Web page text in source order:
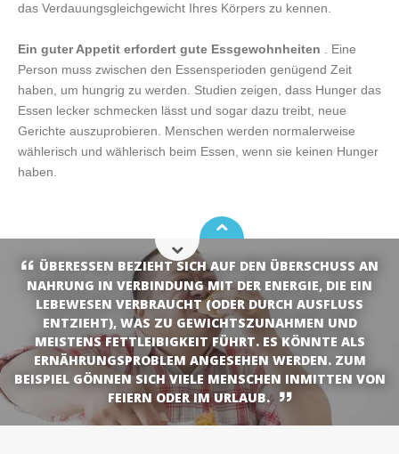
das Verdauungsgleichgewicht Ihres Körpers zu kennen.
Ein guter Appetit erfordert gute Essgewohnheiten . Eine
Person muss zwischen den Essensperioden genügend Zeit
haben, um hungrig zu werden. Studien zeigen, dass Hunger das
Essen lecker schmecken lässt und sogar dazu treibt, neue
Gerichte auszuprobieren. Menschen werden normalerweise
wählerisch und wählerisch beim Essen, wenn sie keinen Hunger
haben.
ÜBERESSEN BEZIEHT SICH AUF DEN ÜBERSCHUSS AN
NAHRUNG IN VERBINDUNG MIT DER ENERGIE, DIE EIN
LEBEWESEN VERBRAUCHT (ODER DURCH AUSFLUSS
ENTZIEHT), WAS ZU GEWICHTSZUNAHMEN UND
MEISTENS FETTLEIBIGKEIT FÜHRT. ES KÖNNTE ALS
ERNÄHRUNGSPROBLEM ANGESEHEN WERDEN. ZUM
BEISPIEL GÖNNEN SICH VIELE MENSCHEN INMITTEN VON
FEIERN ODER IM URLAUB.